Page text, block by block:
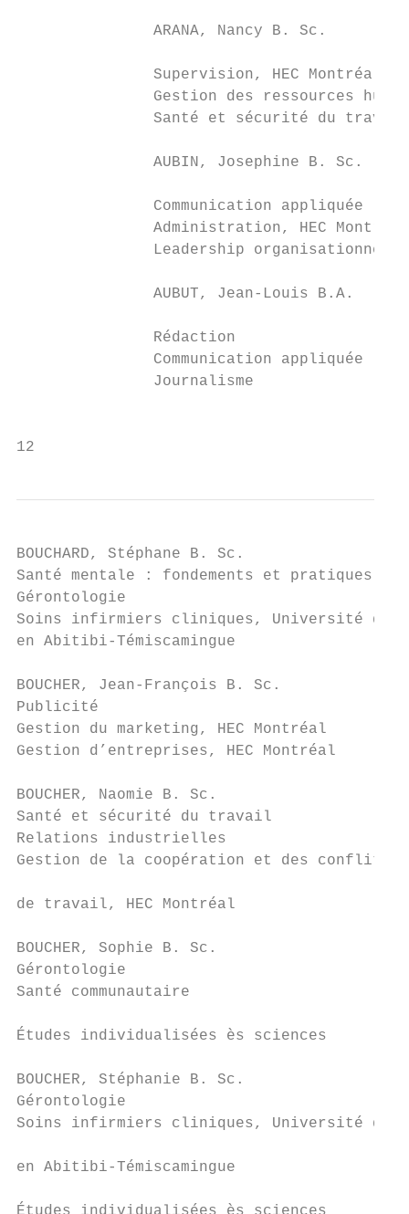
ARANA, Nancy B. Sc.
Supervision, HEC Montréal
Gestion des ressources
Santé et sécurité du
               AUBIN, Josephine B. Sc.
Communication appliquée
Administration, HEC
Leadership
               AUBUT, Jean-Louis B.A.
Rédaction
Communication appliquée
Journalisme
12
BOUCHARD, Stéphane B. Sc.
Santé mentale : fondements et
Gérontologie
Soins infirmiers cliniques, Université
en Abitibi-Témiscamingue
BOUCHER, Jean-François B. Sc.
Publicité
Gestion du marketing, HEC
Gestion d’entreprises, HEC Montréal
BOUCHER, Naomie B. Sc.
Santé et sécurité du travail
Relations industrielles
Gestion de la coopération et des
de travail, HEC Montréal
BOUCHER, Sophie B. Sc.
Gérontologie
Santé communautaire
Études individualisées ès sciences
BOUCHER, Stéphanie B. Sc.
Gérontologie
Soins infirmiers cliniques, Université du
en Abitibi-Témiscamingue